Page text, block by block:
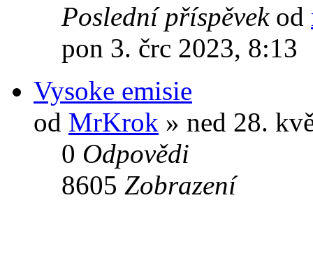
Poslední příspěvek od
pon 3. črc 2023, 8:13
Vysoke emisie
od MrKrok » ned 28.
0 Odpovědi
8605 Zobrazení